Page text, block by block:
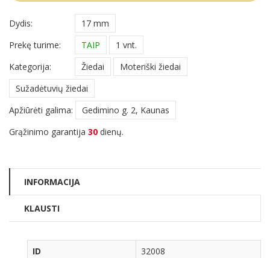
Dydis:
17 mm
Prekę turime:
TAIP
1 vnt.
Kategorija:
Žiedai
Moteriški žiedai
Sužadėtuvių žiedai
Apžiūrėti galima:
Gedimino g. 2, Kaunas
Grąžinimo garantija 30 dienų.
INFORMACIJA
KLAUSTI
ID
32008